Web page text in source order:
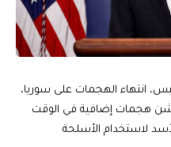
انتهاء الهجمات على سوريا،
لشن هجمات إضافية في الوقت
لاستخدام الأسلحة